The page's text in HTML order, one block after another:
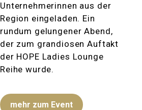
Unternehmerinnen aus der
Region eingeladen. Ein
rundum gelungener Abend,
der zum grandiosen Auftakt
der HOPE Ladies Lounge
Reihe wurde.
mehr zum Event